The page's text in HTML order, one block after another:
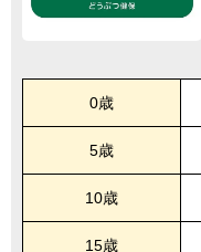
0歳
5歳
10歳
15歳